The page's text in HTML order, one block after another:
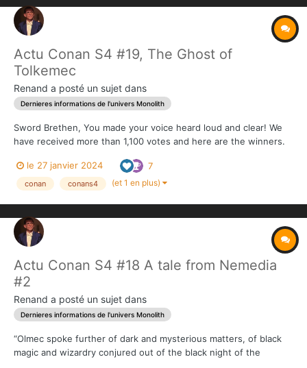
Actu Conan S4 #19, The Ghost of
Tolkemec
Renand a posté un sujet dans
Dernieres informations de l'univers Monolith
Sword Brethen, You made your voice heard loud and clear! We
have received more than 1,100 votes and here are the winners.
the Jungle and the Swamp maps! The theme of the campaign is
not set yet, so we might come back...
le 27 janvier 2024 7
conan conans4 (et 1 en plus)
Actu Conan S4 #18 A tale from Nemedia
#2
Renand a posté un sujet dans
Dernieres informations de l'univers Monolith
“Olmec spoke further of dark and mysterious matters, of black
magic and wizardry conjured out of the black night of the